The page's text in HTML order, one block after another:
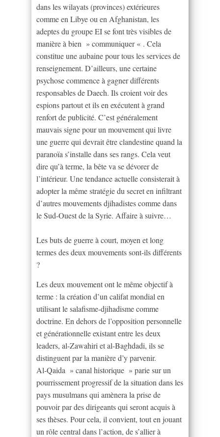
dans les wilayats (provinces) extérieures
comme en Libye ou en Afghanistan, les
adeptes du groupe EI se font très visibles de
manière à bien » communiquer « . Cela
constitue une aubaine pour tous les services de
renseignement. D’ailleurs, une certaine
psychose commence à gagner différents
responsables de Daech. Ils croient voir des
espions partout et ils en exécutent à grand
renfort de publicité. C’est généralement
mauvais signe pour un mouvement qui livre
une guerre qui devrait être clandestine quand la
paranoïa s’installe dans ses rangs. Cela veut
dire qu’à terme, la bête va se dévorer de
l’intérieur. Une tendance actuelle consisterait à
adopter la même stratégie du secret en infiltrant
d’autres mouvements djihadistes comme dans
le Sud-Ouest de la Syrie. Affaire à suivre…
Les buts de guerre à court, moyen et long
termes des deux mouvements sont-ils différents
?
Les deux mouvement ont le même objectif à
terme : la création d’un califat mondial en
utilisant le salafisme-djihadisme comme
doctrine. En dehors de l’opposition personnelle
et générationnelle existant entre les deux
leaders, al-Zawahiri et al-Baghdadi, ils se
distinguent par la manière d’y parvenir.
Al-Qaida » canal historique » parie sur un
pourrissement progressif de la situation dans les
pays musulmans qui amènera la prise de
pouvoir par des dirigeants qui seront acquis à
ses thèses. Pour cela, il convient, tout en jouant
un rôle central dans l’action, de s’allier à